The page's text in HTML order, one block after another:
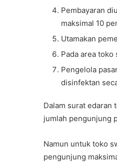
Pembayaran
maksimal 10
Utamakan
Pada area
Pengelola
disinfektan
Dalam surat edaran
jumlah pengunjung
Namun untuk toko
pengunjung